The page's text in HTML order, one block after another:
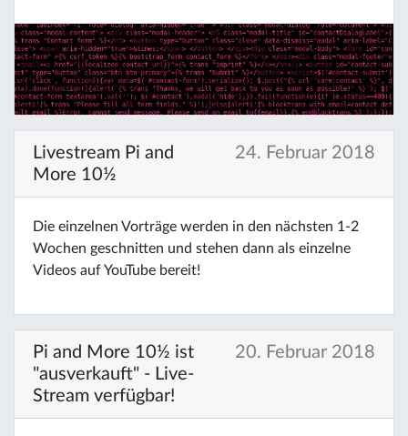
Livestream Pi and
More 10½
24. Februar 2018
Die einzelnen Vorträge werden in den nächsten 1-2
Wochen geschnitten und stehen dann als einzelne
Videos auf YouTube bereit!
Pi and More 10½ ist
"ausverkauft" - Live-
Stream verfügbar!
20. Februar 2018